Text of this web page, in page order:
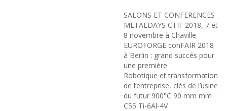
SALONS ET CONFERENCES
METALDAYS CTIF 2018, 7 et
8 novembre à Chaville
EUROFORGE conFAIR 2018
à Berlin : grand succés pour
une première
Robotique et transformation
de l’entreprise, clés de l’usine
du futur 900°C 90 mm mm
C55 Ti-6Al-4V